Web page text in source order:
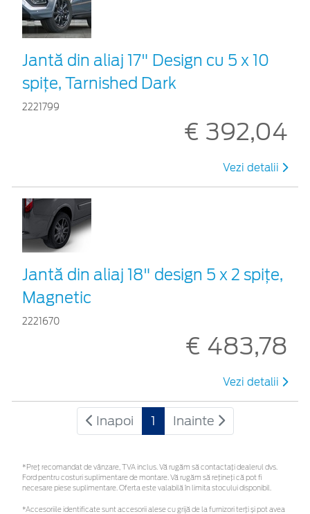
Jantă din aliaj 17" Design cu 5 x 10
spițe, Tarnished Dark
2221799
€ 392,04
Vezi detalii
Jantă din aliaj 18" design 5 x 2 spițe,
Magnetic
2221670
€ 483,78
Vezi detalii
Inapoi 1 Inainte
*Preţ recomandat de vânzare, TVA inclus. Vă rugăm să contactaţi dealerul dvs.
Ford pentru costuri suplimentare de montare. Vă rugăm să rețineți că pot fi
necesare piese suplimentare. Oferta este valabilă în limita stocului disponibil.
*Accesoriile identificate sunt accesorii alese cu grijă de la furnizori terți și pot avea